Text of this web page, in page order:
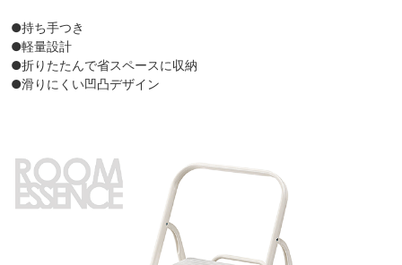
●持ち手つき
●軽量設計
●折りたたんで省スペースに収納
●滑りにくい凹凸デザイン